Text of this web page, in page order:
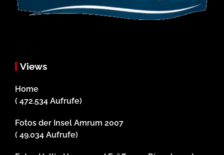
Views
Home
( 472.534 Aufrufe)
Fotos der Insel Amrum 2007
( 49.034 Aufrufe)